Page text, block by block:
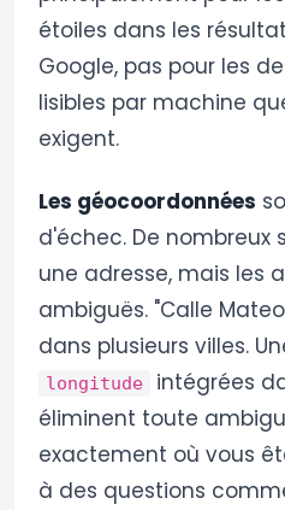
étoiles dans les
Google, pas pour les
lisibles par machine
exigent.
Les géocoordonnées
d'échec. De nombreux
une adresse, mais les
ambiguës. "Calle
dans plusieurs villes.
longitude
intégrées
éliminent toute
exactement où vous
à des questions